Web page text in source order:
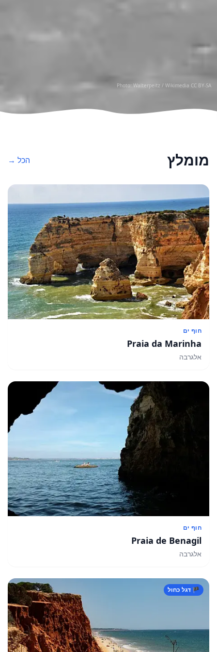
Photo: Walterpeitz / Wikimedia CC BY-SA
מומלץ הכל →
חוף ים
Praia da Marinha
אלגרבה
חוף ים
Praia de Benagil
אלגרבה
🏴 דגל כחול